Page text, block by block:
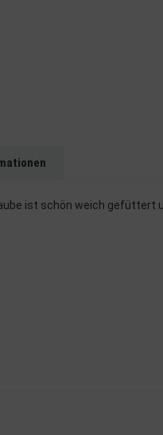
ist schön weich